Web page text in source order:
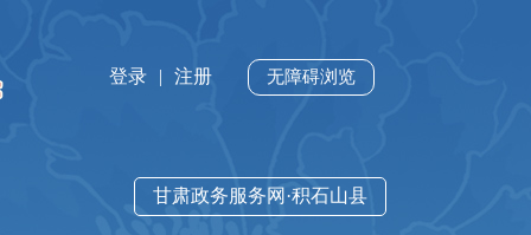
无障碍浏览
登录 | 注册
甘肃政务服务网·积石山县